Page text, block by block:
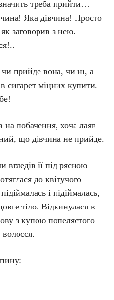
треба прийти…
Яка дівчина! Просто
заговорив з нею.
прийде вона, чи ні, а
сигарет міцних купити.
побачення, хоча лаяв
що дівчина не прийде.
її під рясною
до квітучого
і підіймалась,
тіло. Відкинулася в
з купою попелястого